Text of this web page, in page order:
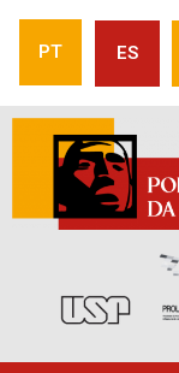
PT ES